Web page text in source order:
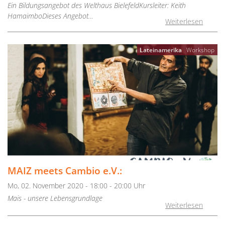
Ein Bildungsangebot des Welthaus BielefeldKursleiter: Keith
HamaimboDieses Angebot…
Weiterlesen
Lateinamerika Workshop
MAIZ meets Cambio e.V.:
Mo, 02. November 2020 - 18:00 - 20:00 Uhr
Mais - unsere Lebensgrundlage
Weiterlesen